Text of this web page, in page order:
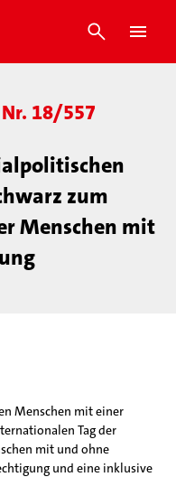
18/557
zum
Menschen mit
Menschen mit einer
Tag der
mit und ohne
und eine inklusive